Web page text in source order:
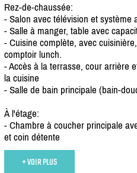
Rez-de-chaussée:
- Salon avec télévision et système
- Salle à manger, table avec
- Cuisine complète, avec
comptoir lunch.
- Accès à la terrasse, cour arrière
la cuisine
- Salle de bain principale (bain-
À l'étage:
- Chambre à coucher principale
et coin détente
+ VOIR PLUS